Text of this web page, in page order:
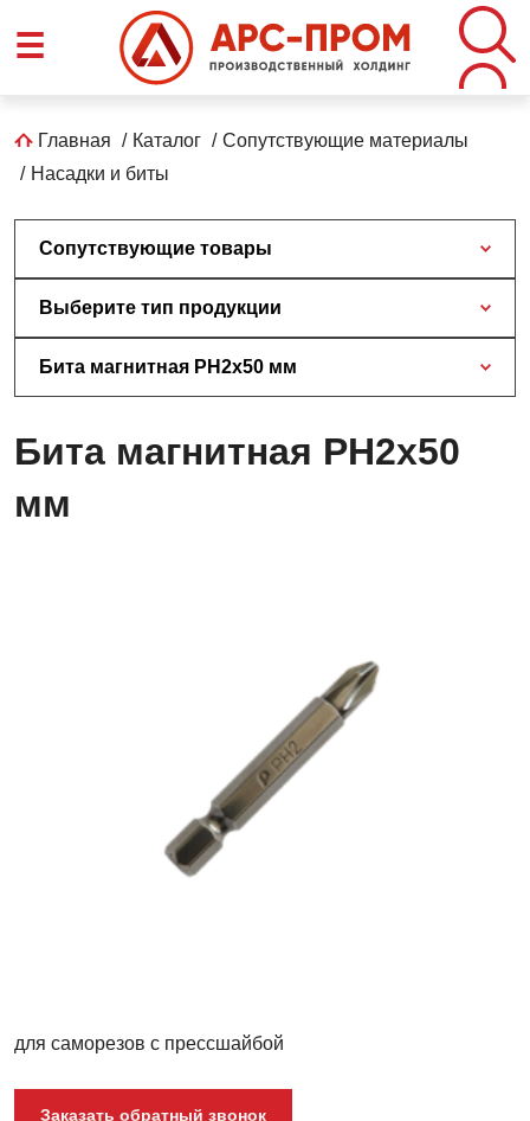
☰
Строка
навигации
Главная Каталог
Сопутствующие материалы
Насадки и биты
Сопутствующие товары
Выберите тип продукции
Бита магнитная PH2x50 мм
Бита магнитная PH2x50
мм
для саморезов с прессшайбой
Заказать обратный звонок